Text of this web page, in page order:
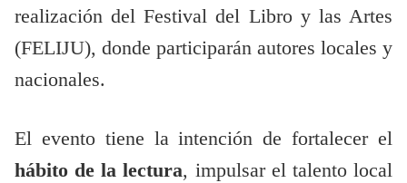
realización del Festival del Libro y las Artes
(FELIJU), donde participarán autores locales y
nacionales.
El evento tiene la intención de fortalecer el
hábito de la lectura, impulsar el talento local